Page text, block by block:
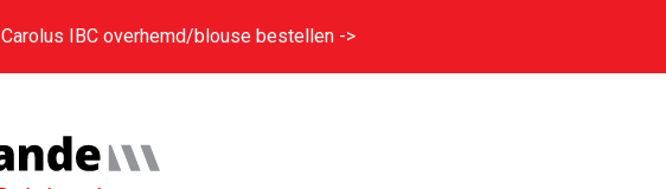
Carolus IBC overhemd/blouse bestellen ->